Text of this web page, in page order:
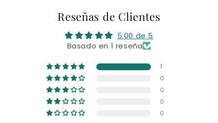
Reseñas de Clientes
5.00 de 5
Basado en 1 reseña
1
0
0
0
0